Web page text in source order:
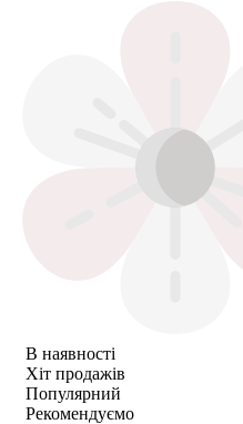
В наявності
Хіт продажів
Популярний
Рекомендуємо